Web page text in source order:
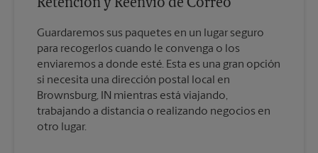
Retención y Reenvío de Correo
Guardaremos sus paquetes en un lugar seguro
para recogerlos cuando le convenga o los
enviaremos a donde esté. Esta es una gran opción
si necesita una dirección postal local en
Brownsburg, IN mientras está viajando,
trabajando a distancia o realizando negocios en
otro lugar.